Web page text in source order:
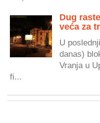
Dug
veća za
U
danas)
Vranja u
fi...